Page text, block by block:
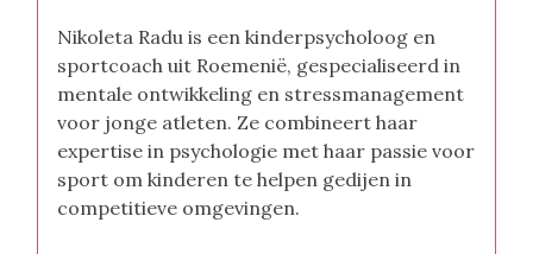
Nikoleta Radu is een kinderpsycholoog en
sportcoach uit Roemenië, gespecialiseerd in
mentale ontwikkeling en stressmanagement
voor jonge atleten. Ze combineert haar
expertise in psychologie met haar passie voor
sport om kinderen te helpen gedijen in
competitieve omgevingen.